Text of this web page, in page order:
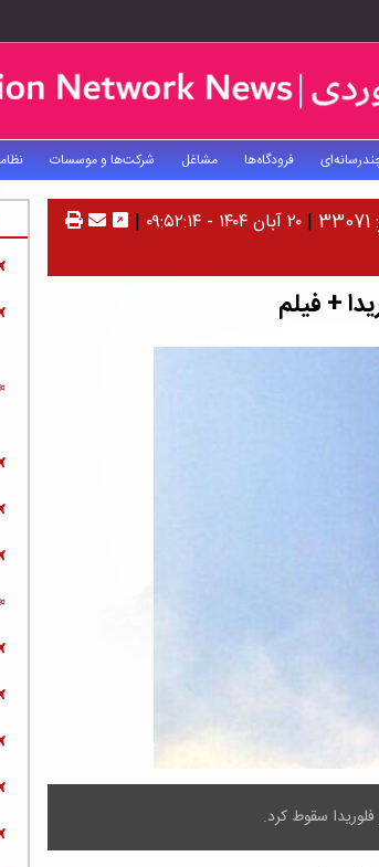
فرودگاه‌ها مشاغل شرکت‌ها و موسسات
| ۲۰ آبان ۱۴۰۴ - ۰۹:۵۲:۱۴ |
+ فیلم
سقوط کرد.